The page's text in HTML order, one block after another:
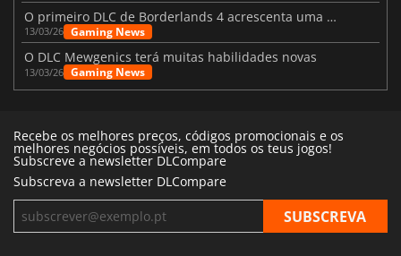
O primeiro DLC de Borderlands 4 acrescenta uma nova personagem e muito mais
13/03/26 Gaming News
O DLC Mewgenics terá muitas habilidades novas
13/03/26 Gaming News
Recebe os melhores preços, códigos promocionais e os
melhores negócios possíveis, em todos os teus jogos!
Subscreve a newsletter DLCompare
Subscreva a newsletter DLCompare